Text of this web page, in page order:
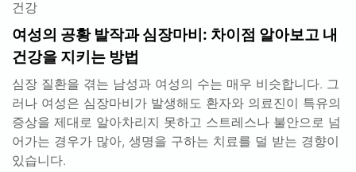
건강
여성의 공황 발작과 심장마비: 차이점 알아보고 내
건강을 지키는 방법
심장 질환을 겪는 남성과 여성의 수는 매우 비슷합니다. 그
러나 여성은 심장마비가 발생해도 환자와 의료진이 특유의
증상을 제대로 알아차리지 못하고 스트레스나 불안으로 넘
어가는 경우가 많아, 생명을 구하는 치료를 덜 받는 경향이
있습니다.